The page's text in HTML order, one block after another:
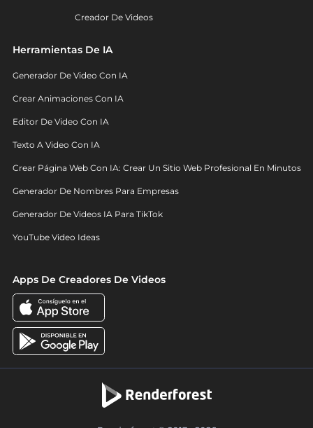
Creador De Videos
Herramientas De IA
Generador De Video Con IA
Crear Animaciones Con IA
Editor De Video Con IA
Texto A Video Con IA
Crear Página Web Con IA: Crear Un Sitio Web Profesional En Minutos
Generador De Nombres Para Empresas
Generador De Videos IA Para TikTok
YouTube Video Ideas
Apps De Creadores De Videos